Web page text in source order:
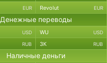
EUR Revolut EUR
Денежные переводы
USD WU USD
RUB ЗК RUB
Наличные деньги